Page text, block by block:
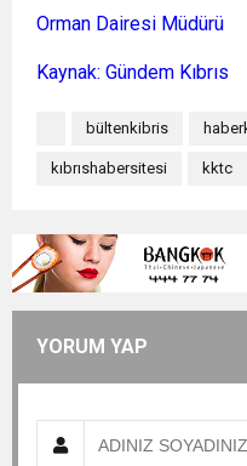
Orman Dairesi Müdürü
Kaynak: Gündem Kıbrıs
bültenkibris
kıbrıshabersitesi kktc
YORUM YAP